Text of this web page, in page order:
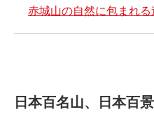
赤城山の自然に包まれる
日本百名山、日本百